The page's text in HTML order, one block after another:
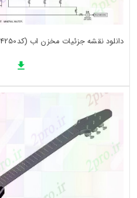
دانلود نقشه جزئیات مخزن اب (کد34250)